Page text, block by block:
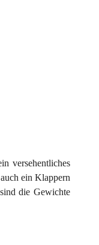
versehentliches
ein Klappern
die Gewichte